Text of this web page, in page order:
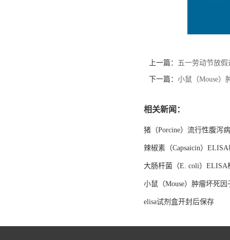
上一篇： 五一劳动节放假
下一篇： 小鼠（Mouse）
相关新闻：
猪（Porcine）流行性腹泻
辣椒素（Capsaicin）
大肠杆菌（E. coli）
小鼠（Mouse）肿瘤坏死
elisa试剂盒开封后保存